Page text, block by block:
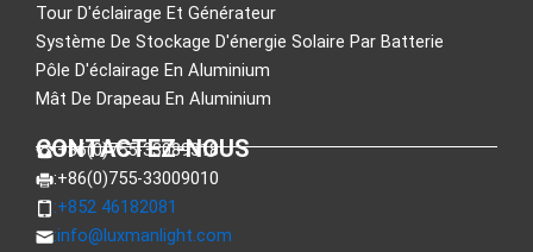
Tour D'éclairage Et Générateur
Système De Stockage D'énergie Solaire Par Batterie
Pôle D'éclairage En Aluminium
Mât De Drapeau En Aluminium
CONTACTEZ-NOUS
:+86(0)755-33089318
:+86(0)755-33009010
:+852 46182081
:info@luxmanlight.com